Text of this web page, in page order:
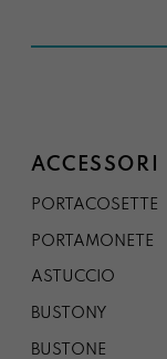
ACCESSORI
PORTACOSETTE
PORTAMONETE
ASTUCCIO
BUSTONY
BUSTONE